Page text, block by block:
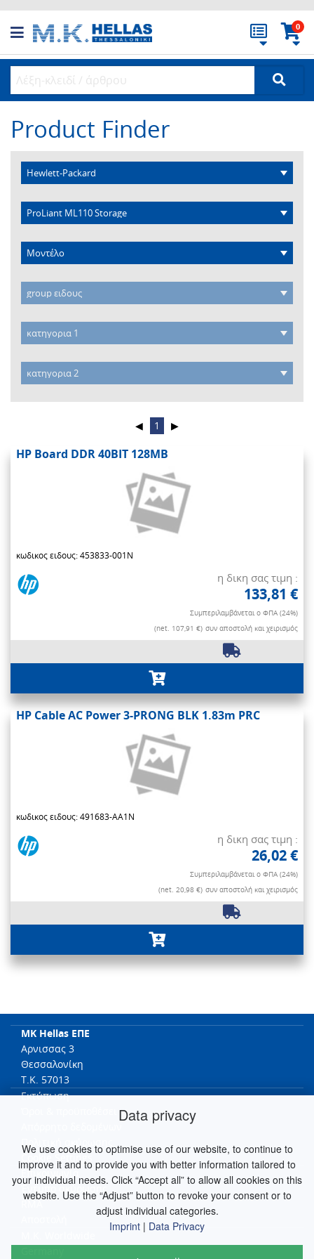
Data privacy
We use cookies to optimise use of our website, to continue to
improve it and to provide you with better information tailored to
your individual needs. Click “Accept all” to allow all cookies on this
website. Use the “Adjust” button to revoke your consent or to
adjust individual categories.
Imprint | Data Privacy
0
Product Finder
◀ 1 ▶
HP Board DDR 40BIT 128MB
κωδικος ειδους: 453833-001N
η δικη σας τιμη :
133,81 €
Συμπεριλαμβάνεται ο ΦΠΑ (24%)
(net. 107,91 €) συν αποστολή και χειρισμός
HP Cable AC Power 3-PRONG BLK 1.83m PRC
κωδικος ειδους: 491683-AA1N
η δικη σας τιμη :
26,02 €
Συμπεριλαμβάνεται ο ΦΠΑ (24%)
(net. 20,98 €) συν αποστολή και χειρισμός
MK Hellas ΕΠΕ
Αρνισσας 3
Θεσσαλονίκη
T.K. 57013
Εκτύπωση
Πολιτική ακύρωσης
Cookie Settings
Επικοινωνία
Έντυπο ακύρωσης